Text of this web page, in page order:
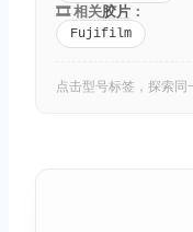
🎞️ 相关胶片 ：
Fujifilm
点击型号标签，探索同